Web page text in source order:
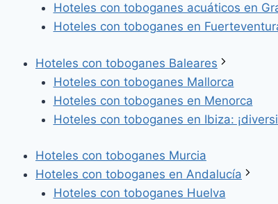
Hoteles con toboganes acuáticos en
Hoteles con toboganes en
Hoteles con toboganes Baleares
Hoteles con toboganes Mallorca
Hoteles con toboganes en Menorca
Hoteles con toboganes en Ibiza:
Hoteles con toboganes Murcia
Hoteles con toboganes en Andalucía
Hoteles con toboganes Huelva